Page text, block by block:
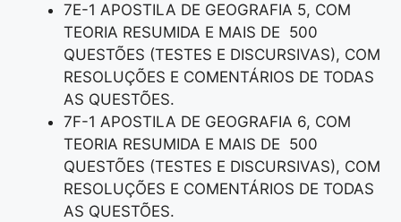
7E-1 APOSTILA DE GEOGRAFIA 5, COM
TEORIA RESUMIDA E MAIS DE 500
QUESTÕES (TESTES E DISCURSIVAS), COM
RESOLUÇÕES E COMENTÁRIOS DE TODAS
AS QUESTÕES.
7F-1 APOSTILA DE GEOGRAFIA 6, COM
TEORIA RESUMIDA E MAIS DE 500
QUESTÕES (TESTES E DISCURSIVAS), COM
RESOLUÇÕES E COMENTÁRIOS DE TODAS
AS QUESTÕES.